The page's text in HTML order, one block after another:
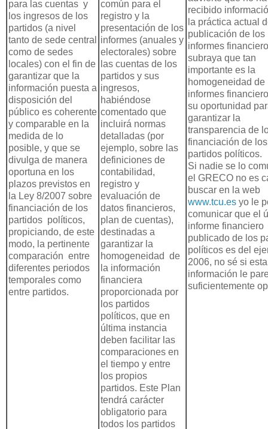
para las cuentas y
los ingresos de los
partidos (a nivel
tanto de sede central
como de sedes
locales) con el fin de
garantizar que la
información puesta a
disposición del
público es coherente
y comparable en la
medida de lo
posible, y que se
divulga de manera
oportuna en los
plazos previstos en
la Ley 8/2007 sobre
financiación de los
partidos políticos,
propiciando, de este
modo, la pertinente
comparación entre
diferentes periodos
temporales como
entre partidos.
común para el
registro y la
presentación de los
informes (anuales y
electorales) sobre
las cuentas de los
partidos y sus
ingresos,
habiéndose
comentado que
incluirá normas
detalladas (por
ejemplo, sobre las
definiciones de
contabilidad,
registro y
evaluación de
datos financieros,
plan de cuentas),
destinadas a
garantizar la
homogeneidad de
la información
financiera
proporcionada por
los partidos
políticos, que en
última instancia
deben facilitar las
comparaciones en
el tiempo y entre
los propios
partidos. Este Plan
tendrá carácter
obligatorio para
todos los partidos
recibido
la práctica actual
publicación de los
informes
subraya que tan
importante es la
homogeneidad de
informes
su oportunidad
garantizar la
transparencia de
financiación de los
partidos políticos.
Si nadie se lo
el GRECO no es
buscar en la web
www.tcu.es yo le
comunicar que el
informe financiero
publicado de los
políticos es del
2006, no sé si esta
información le
suficientemente